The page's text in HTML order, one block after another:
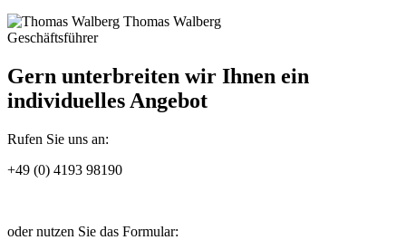
Thomas Walberg
Geschäftsführer
Gern unterbreiten wir Ihnen ein
individuelles Angebot
Rufen Sie uns an:
+49 (0) 4193 98190
oder nutzen Sie das Formular: